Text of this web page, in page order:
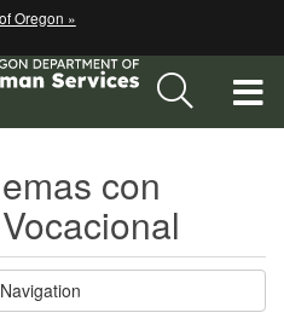
Oregon »
con
Submit